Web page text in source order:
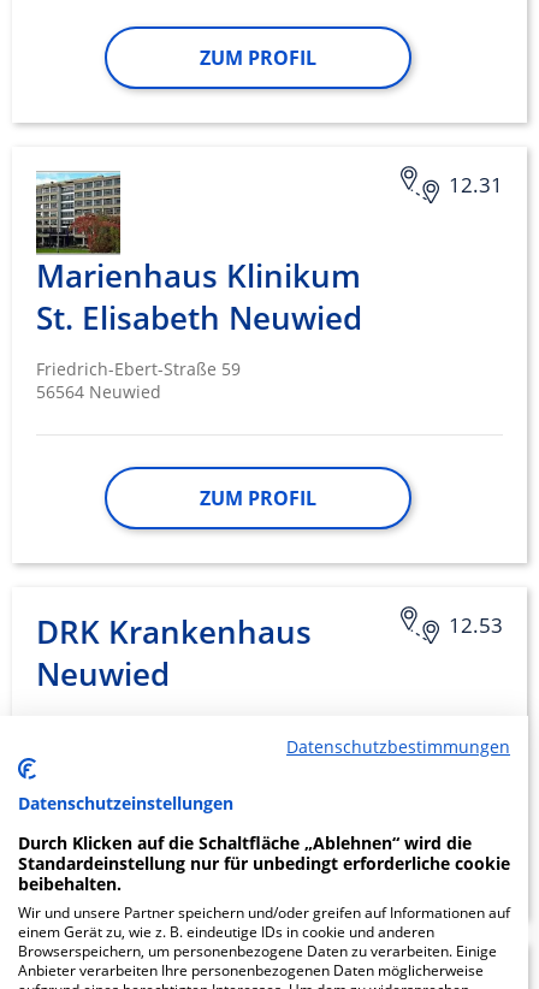
ZUM PROFIL
12.31
Marienhaus Klinikum
St. Elisabeth Neuwied
Friedrich-Ebert-Straße 59
56564 Neuwied
ZUM PROFIL
12.53
DRK Krankenhaus
Neuwied
ZUM PROFIL
1.66
Datenschutzbestimmungen
Datenschutzeinstellungen
Durch Klicken auf die Schaltfläche „Ablehnen“ wird die
Standardeinstellung nur für unbedingt erforderliche cookie
beibehalten.
Wir und unsere Partner speichern und/oder greifen auf Informationen auf
einem Gerät zu, wie z. B. eindeutige IDs in cookie und anderen
Browserspeichern, um personenbezogene Daten zu verarbeiten. Einige
Anbieter verarbeiten Ihre personenbezogenen Daten möglicherweise